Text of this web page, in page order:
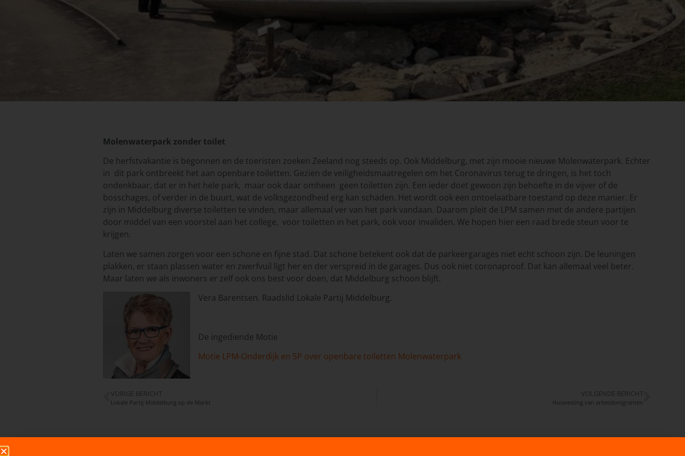
Molenwaterpark zonder toilet
De herfstvakantie is begonnen en de toeristen zoeken Zeeland nog steeds op. Ook Middelburg, met zijn mooie nieuwe Molenwaterpark. Echter
in dit park ontbreekt het aan openbare toiletten. Gezien de veiligheidsmaatregelen om het Coronavirus terug te dringen, is het toch
ondenkbaar, dat er in het hele park, maar ook daar omheen geen toiletten zijn. Een ieder doet gewoon zijn behoefte in de vijver of de
bosschages, of verder in de buurt, wat de volksgezondheid erg kan schaden. Het wordt ook een ontoelaatbare toestand op deze manier. Er
zijn in Middelburg diverse toiletten te vinden, maar allemaal ver van het park vandaan. Daarom pleit de LPM samen met de andere partijen
door middel van een voorstel aan het college, voor toiletten in het park, ook voor invaliden. We hopen hier een raad brede steun voor te
krijgen.
Laten we samen zorgen voor een schone en fijne stad. Dat schone betekent ook dat de parkeergarages niet echt schoon zijn. De leuningen
plakken, er staan plassen water en zwerfvuil ligt her en der verspreid in de garages. Dus ook niet coronaproof. Dat kan allemaal veel beter.
Maar laten we als inwoners er zelf ook ons best voor doen, dat Middelburg schoon blijft.
Vera Barentsen. Raadslid Lokale Partij Middelburg.
De ingediende Motie
Motie LPM-Onderdijk en SP over openbare toiletten Molenwaterpark
VORIGE BERICHT
Lokale Partij Middelburg op de Markt
VOLGENDE BERICHT
Huisvesting van arbeidsmigranten